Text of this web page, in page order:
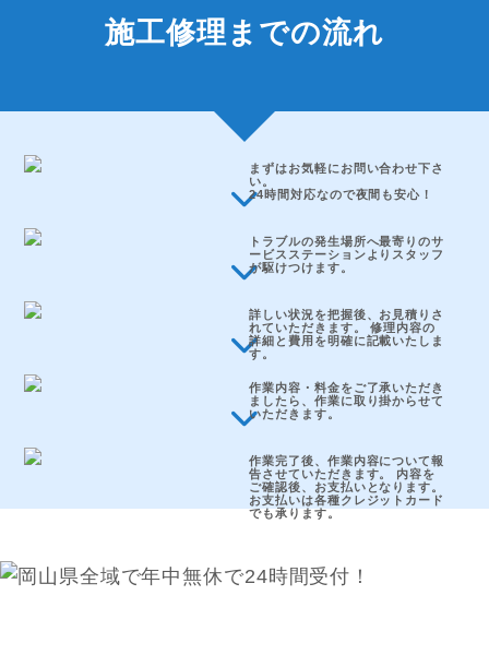
施工修理までの流れ
まずはお気軽にお問い合わせ下さ
い。
24時間対応なので夜間も安心！
トラブルの発生場所へ最寄りのサ
ービスステーションよりスタッフ
が駆けつけます。
詳しい状況を把握後、お見積りさ
れていただきます。 修理内容の
詳細と費用を明確に記載いたしま
す。
作業内容・料金をご了承いただき
ましたら、作業に取り掛からせて
いただきます。
作業完了後、作業内容について報
告させていただきます。 内容を
ご確認後、お支払いとなります。
お支払いは各種クレジットカード
でも承ります。